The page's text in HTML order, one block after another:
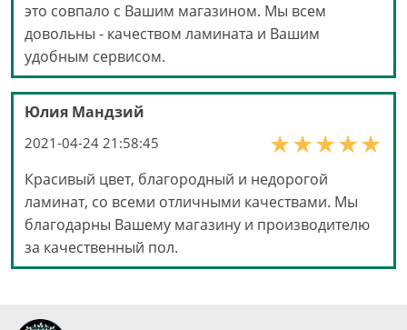
это совпало с Вашим магазином. Мы всем
довольны - качеством ламината и Вашим
удобным сервисом.
Юлия Мандзий
2021-04-24 21:58:45
Красивый цвет, благородный и недорогой
ламинат, со всеми отличными качествами. Мы
благодарны Вашему магазину и производителю
за качественный пол.